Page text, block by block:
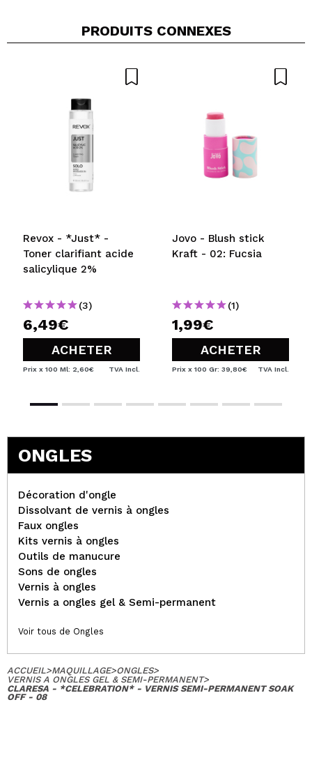
PRODUITS CONNEXES
Revox - *Just* -
Toner clarifiant acide
salicylique 2%
(3)
6,49€
ACHETER
Prix x 100 Ml: 2,60€ TVA Incl.
Jovo - Blush stick
Kraft - 02: Fucsia
(1)
1,99€
ACHETER
Prix x 100 Gr: 39,80€ TVA Incl.
ONGLES
Décoration d'ongle
Dissolvant de vernis à ongles
Faux ongles
Kits vernis à ongles
Outils de manucure
Sons de ongles
Vernis à ongles
Vernis a ongles gel & Semi-permanent
Voir tous de Ongles
ACCUEIL>MAQUILLAGE>ONGLES>
VERNIS A ONGLES GEL & SEMI-PERMANENT>
CLARESA - *CELEBRATION* - VERNIS SEMI-PERMANENT SOAK
OFF - 08